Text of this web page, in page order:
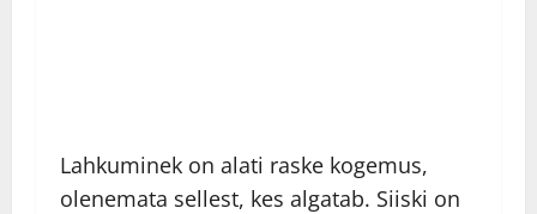
Lahkuminek on alati raske kogemus,
olenemata sellest, kes algatab. Siiski on